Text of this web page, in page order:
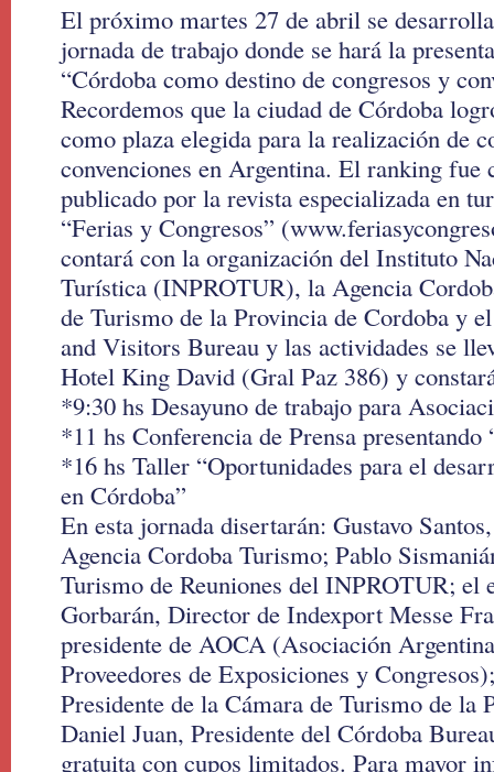
El próximo martes 27 de abril se
jornada de trabajo donde se hará la
“Córdoba como destino de congresos y
Recordemos que la ciudad de Córdoba
como plaza elegida para la realización de
convenciones en Argentina. El ranking fue
publicado por la revista especializada en
“Ferias y Congresos”
contará con la organización del Instituto
Turística (INPROTUR), la Agencia
de Turismo de la Provincia de Cordoba y
and Visitors Bureau y las actividades se
Hotel King David (Gral Paz 386) y
*9:30 hs Desayuno de trabajo para
*11 hs Conferencia de Prensa presentando
*16 hs Taller “Oportunidades para el
en Córdoba”
En esta jornada disertarán: Gustavo
Agencia Cordoba Turismo; Pablo
Turismo de Reuniones del INPROTUR; el
Gorbarán, Director de Indexport Messe
presidente de AOCA (Asociación
Proveedores de Exposiciones y
Presidente de la Cámara de Turismo de la
Daniel Juan, Presidente del Córdoba
gratuita con cupos limitados. Para mayor